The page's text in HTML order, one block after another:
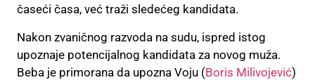
časeći časa, već traži sledećeg kandidata.
Nakon zvaničnog razvoda na sudu, ispred istog
upoznaje potencijalnog kandidata za novog muža.
Beba je primorana da upozna Voju (Boris Milivojević)